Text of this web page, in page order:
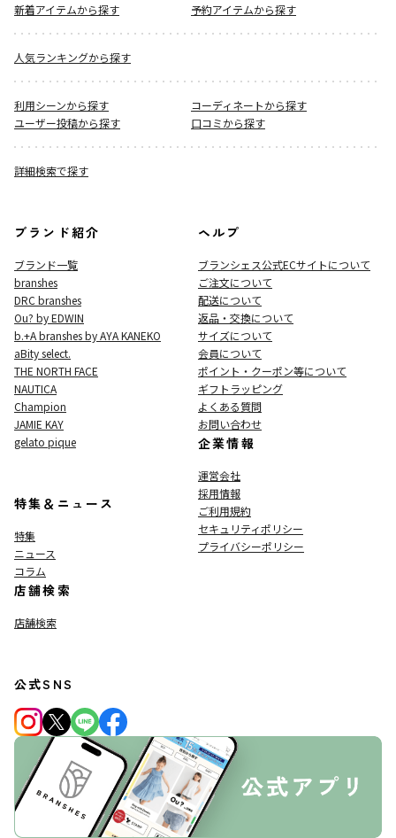
新着アイテムから探す
予約アイテムから探す
人気ランキングから探す
利用シーンから探す
コーディネートから探す
ユーザー投稿から探す
口コミから探す
詳細検索で探す
ブランド紹介
ブランド一覧
branshes
DRC branshes
Ou? by EDWIN
b.+A branshes by AYA KANEKO
aBity select.
THE NORTH FACE
NAUTICA
Champion
JAMIE KAY
gelato pique
特集＆ニュース
特集
ニュース
コラム
店舗検索
店舗検索
ヘルプ
ブランシェス公式ECサイトについて
ご注文について
配送について
返品・交換について
サイズについて
会員について
ポイント・クーポン等について
ギフトラッピング
よくある質問
お問い合わせ
企業情報
運営会社
採用情報
ご利用規約
セキュリティポリシー
プライバシーポリシー
公式SNS